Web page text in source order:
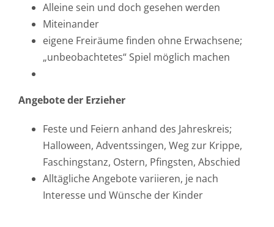
Alleine sein und doch gesehen werden
Miteinander
eigene Freiräume finden ohne Erwachsene;
„unbeobachtetes“ Spiel möglich machen
Angebote der Erzieher
Feste und Feiern anhand des Jahreskreis;
Halloween, Adventssingen, Weg zur Krippe,
Faschingstanz, Ostern, Pfingsten, Abschied
Alltägliche Angebote variieren, je nach
Interesse und Wünsche der Kinder